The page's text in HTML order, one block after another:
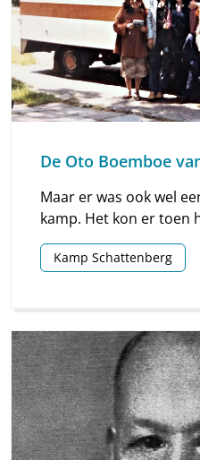
De Oto Boemboe
Maar er was ook wel
kamp. Het kon er toen
het leek ook alsof het
Kamp Schattenberg